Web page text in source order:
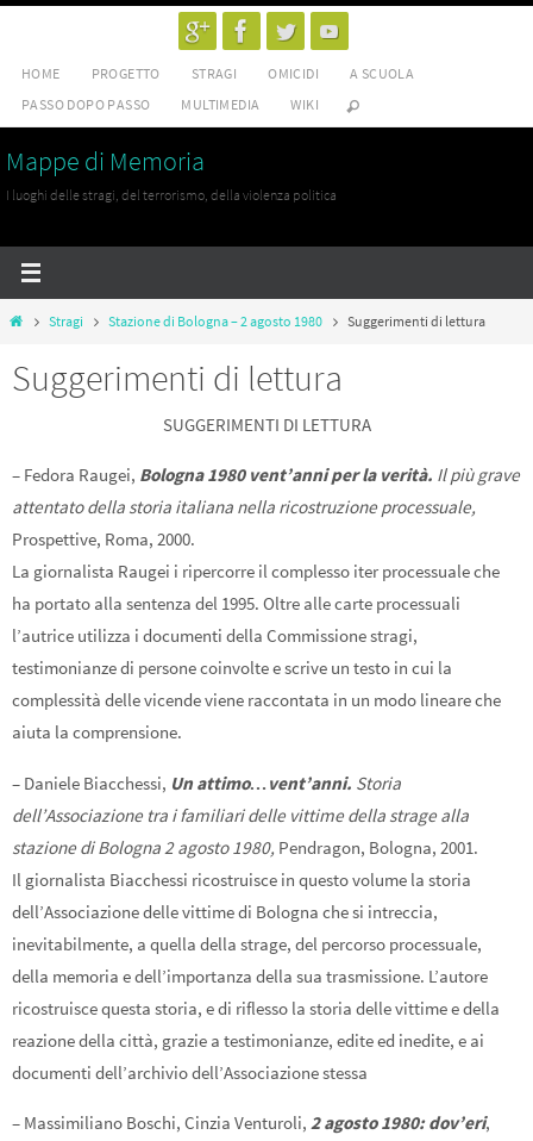
contenuto
HOME PROGETTO STRAGI OMICIDI
A SCUOLA
PASSO DOPO PASSO
MULTIMEDIA WIKI
Mappe di Memoria
I luoghi delle stragi, del terrorismo, della violenza politica
HomeStragi Stazione di Bologna – 2 agosto 1980 Suggerimenti di lettura
Suggerimenti di lettura
SUGGERIMENTI DI LETTURA
– Fedora Raugei, Bologna 1980 vent’anni per la verità. Il più grave
attentato della storia italiana nella ricostruzione processuale,
Prospettive, Roma, 2000.
La giornalista Raugei i ripercorre il complesso iter processuale che
ha portato alla sentenza del 1995. Oltre alle carte processuali
l’autrice utilizza i documenti della Commissione stragi,
testimonianze di persone coinvolte e scrive un testo in cui la
complessità delle vicende viene raccontata in un modo lineare che
aiuta la comprensione.
– Daniele Biacchessi, Un attimo…vent’anni. Storia
dell’Associazione tra i familiari delle vittime della strage alla
stazione di Bologna 2 agosto 1980, Pendragon, Bologna, 2001.
Il giornalista Biacchessi ricostruisce in questo volume la storia
dell’Associazione delle vittime di Bologna che si intreccia,
inevitabilmente, a quella della strage, del percorso processuale,
della memoria e dell’importanza della sua trasmissione. L’autore
ricostruisce questa storia, e di riflesso la storia delle vittime e della
reazione della città, grazie a testimonianze, edite ed inedite, e ai
documenti dell’archivio dell’Associazione stessa
– Massimiliano Boschi, Cinzia Venturoli, 2 agosto 1980: dov’eri,